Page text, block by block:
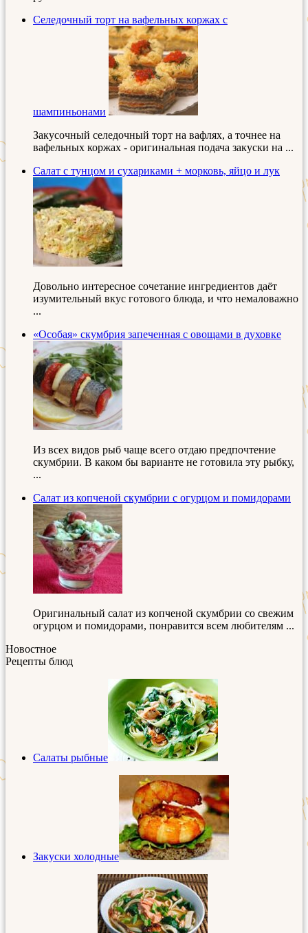
Селедочный торт на вафельных коржах с
шампиньонами
Закусочный селедочный торт на вафлях, а точнее на
вафельных коржах - оригинальная подача закуски на ...
Салат с тунцом и сухариками + морковь, яйцо и лук
Довольно интересное сочетание ингредиентов даёт
изумительный вкус готового блюда, и что немаловажно
...
«Особая» скумбрия запеченная с овощами в духовке
Из всех видов рыб чаще всего отдаю предпочтение
скумбрии. В каком бы варианте не готовила эту рыбку,
...
Салат из копченой скумбрии с огурцом и помидорами
Оригинальный салат из копченой скумбрии со свежим
огурцом и помидорами, понравится всем любителям ...
Новостное
Рецепты блюд
Салаты рыбные
Закуски холодные